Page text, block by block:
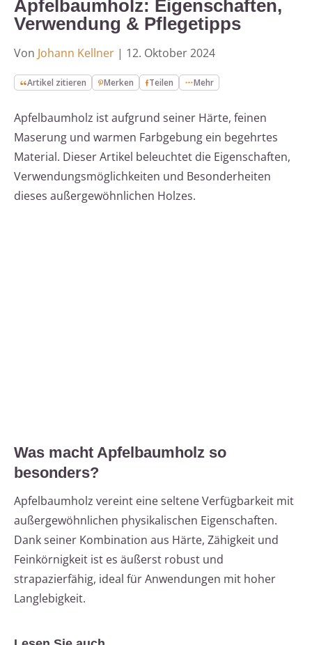
Apfelbaumholz: Eigenschaften,
Verwendung & Pflegetipps
Von Johann Kellner | 12. Oktober 2024
Artikel zitieren Merken Teilen Mehr
Apfelbaumholz ist aufgrund seiner Härte, feinen
Maserung und warmen Farbgebung ein begehrtes
Material. Dieser Artikel beleuchtet die Eigenschaften,
Verwendungsmöglichkeiten und Besonderheiten
dieses außergewöhnlichen Holzes.
Was macht Apfelbaumholz so
besonders?
Apfelbaumholz vereint eine seltene Verfügbarkeit mit
außergewöhnlichen physikalischen Eigenschaften.
Dank seiner Kombination aus Härte, Zähigkeit und
Feinkörnigkeit ist es äußerst robust und
strapazierfähig, ideal für Anwendungen mit hoher
Langlebigkeit.